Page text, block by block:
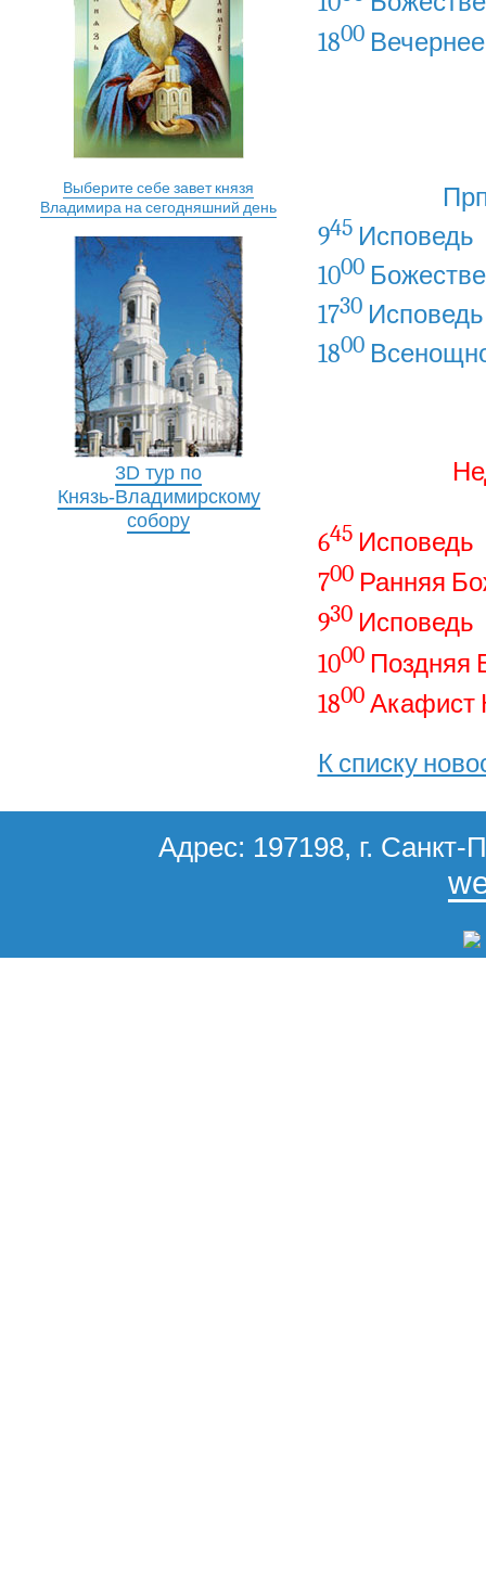
Выберите себе завет князя
Владимира на сегодняшний день
3D тур по
Князь-Владимирскому
собору
1800
945 Исповедь
1000
1730 Исповедь
1800
645 Исповедь
700 Ранняя
930 Исповедь
1000 Поздняя
1800 Акафист
К списку
Адрес: 197198, г. Санкт-